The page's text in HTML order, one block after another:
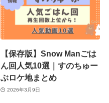
【保存版】Snow Manごは
ん回人気10選｜すのちゅー
ぶロケ地まとめ
2026年3月9日